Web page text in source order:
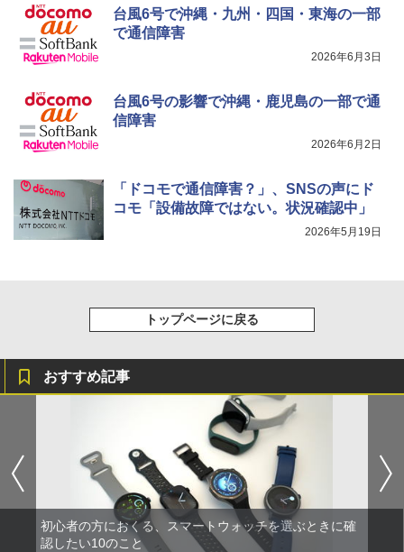
台風6号で沖縄・九州・四国・東海の一部
で通信障害
2026年6月3日
台風6号の影響で沖縄・鹿児島の一部で通
信障害
2026年6月2日
「ドコモで通信障害？」、SNSの声にド
コモ「設備故障ではない。状況確認中」
2026年5月19日
トップページに戻る
おすすめ記事
初心者の方におくる、スマートウォッチを選ぶときに確
認したい10のこと